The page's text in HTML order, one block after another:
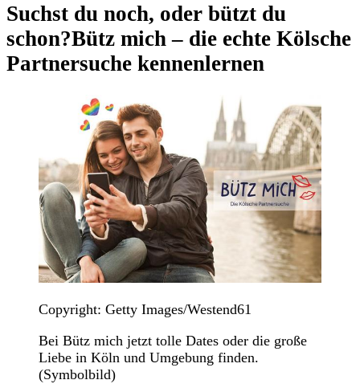
Suchst du noch, oder bützt du
schon?Bütz mich – die echte Kölsche
Partnersuche kennenlernen
Copyright: Getty Images/Westend61
Bei Bütz mich jetzt tolle Dates oder die große
Liebe in Köln und Umgebung finden.
(Symbolbild)